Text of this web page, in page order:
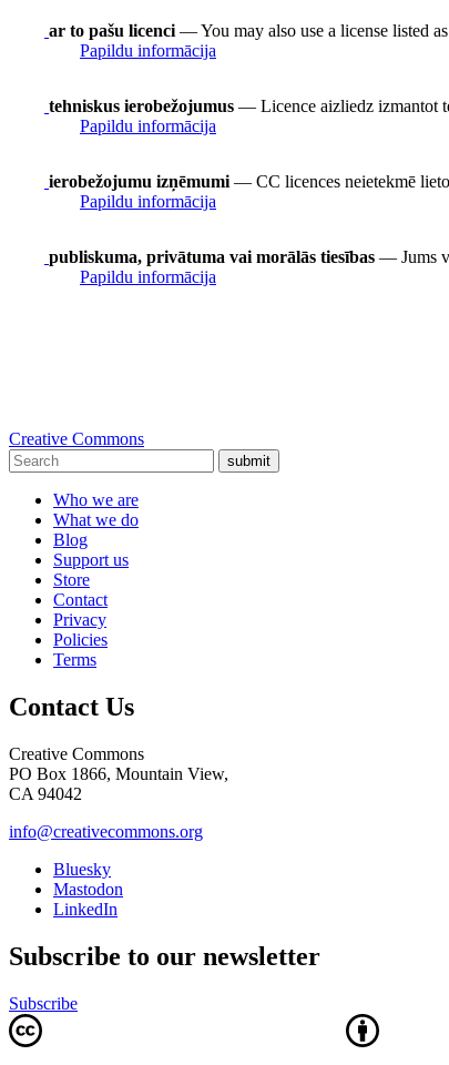
ar to pašu licenci — You may also use a license listed
Papildu informācija
tehniskus ierobežojumus — Licence aizliedz izmantot
Papildu informācija
ierobežojumu izņēmumi — CC licences neietekmē
Papildu informācija
publiskuma, privātuma vai morālās tiesības — Jums
Papildu informācija
Creative Commons
submit
Who we are
What we do
Blog
Support us
Store
Contact
Privacy
Policies
Terms
Contact Us
Creative Commons
PO Box 1866, Mountain View,
CA 94042
info@creativecommons.org
Bluesky
Mastodon
LinkedIn
Subscribe to our newsletter
Subscribe